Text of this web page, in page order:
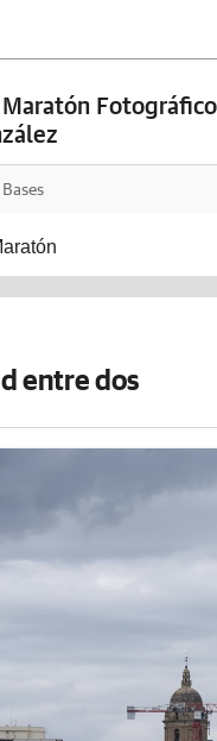
Maratón
Bases
entre dos